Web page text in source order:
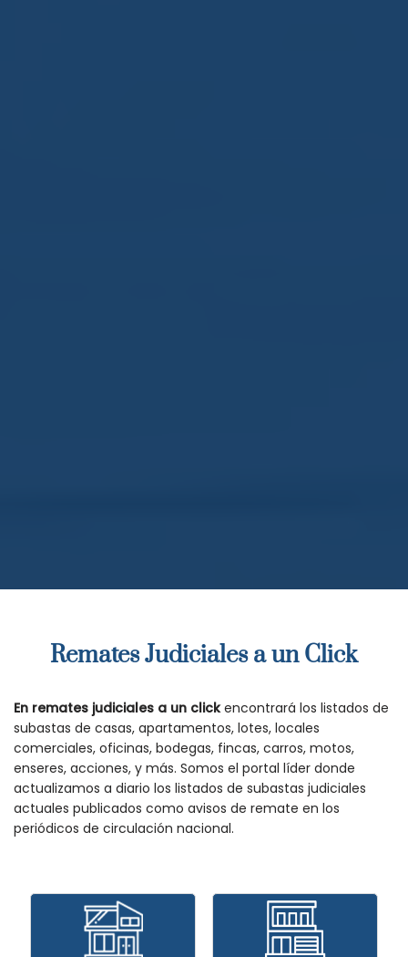
Remates Judiciales a un Click
En remates judiciales a un clickencontrará los listados de
subastas de casas, apartamentos, lotes, locales
comerciales, oficinas, bodegas, fincas, carros, motos,
enseres, acciones, y más. Somos el portal líder donde
actualizamos a diario los listados de subastas judiciales
actuales publicados como avisos de remate en los
periódicos de circulación nacional.